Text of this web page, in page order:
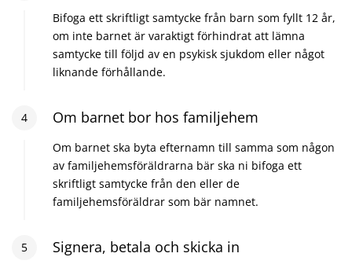
Bifoga ett skriftligt samtycke från barn som fyllt 12 år,
om inte barnet är varaktigt förhindrat att lämna
samtycke till följd av en psykisk sjukdom eller något
liknande förhållande.
4 Steg4:
Om barnet bor hos familjehem
Om barnet ska byta efternamn till samma som någon
av familjehemsföräldrarna bär ska ni bifoga ett
skriftligt samtycke från den eller de
familjehemsföräldrar som bär namnet.
5 Steg5:
Signera, betala och skicka in